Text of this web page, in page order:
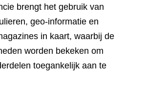
brengt het gebruik van
geo-informatie en
in kaart, waarbij de
worden bekeken om
toegankelijk aan te